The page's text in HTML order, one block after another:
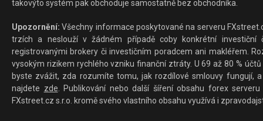
takovýto systém pak obchoduje samostatně bez obchodníka.
Upozornění: Všechny informace poskytované na serveru
trzích a neslouží v žádném případě coby konkrétní investiční
registrovanými brokery či investičním poradcem ani makléřem.
vysokým rizikem rychlého vzniku finanční ztráty. U 69 až 80 %
byste zvážit, zda rozumíte tomu, jak rozdílové smlouvy fungují,
najdete zde. Publikování nebo další šíření obsahu forex
FXstreet.cz s.r.o. kromě svého vlastního obsahu využívá i